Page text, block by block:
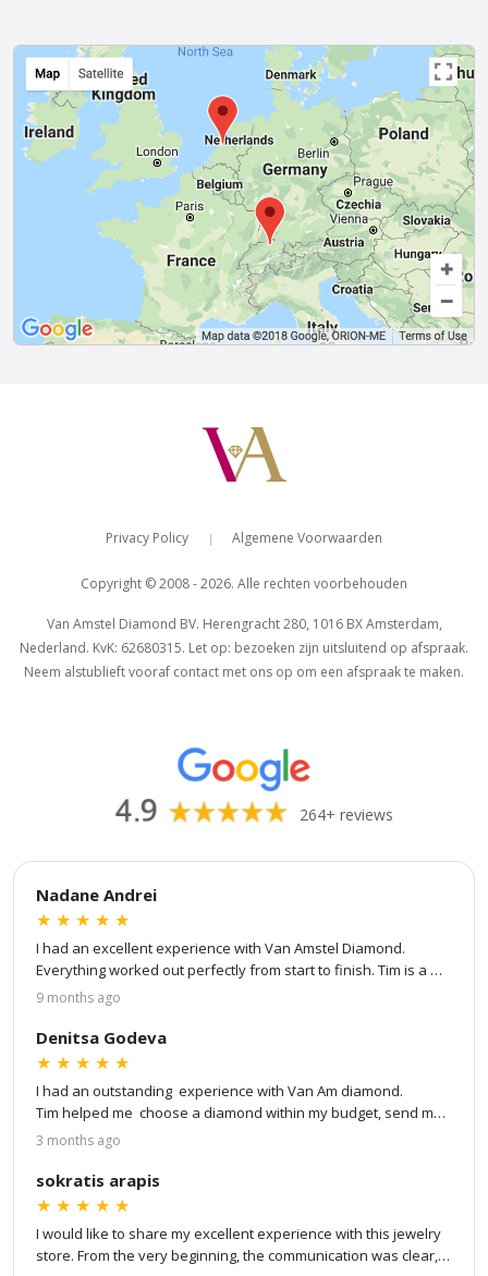
Privacy Policy | Algemene Voorwaarden
Copyright © 2008 - 2026. Alle rechten voorbehouden
Van Amstel Diamond BV. Herengracht 280, 1016 BX Amsterdam,
Nederland. KvK: 62680315. Let op: bezoeken zijn uitsluitend op afspraak.
Neem alstublieft vooraf contact met ons op om een afspraak te maken.
264+ reviews
Nadane Andrei
★ ★ ★ ★ ★
I had an excellent experience with Van Amstel Diamond.
Everything worked out perfectly from start to finish. Tim is a
true professional — patient, attentive to every detail, and
the process: from choosing my own stone and ring setting to
virtual design and to the final product. He even showed me
video of the finished ring. The whole process went very
smoothly, and the result is absolutely stunning. I couldn’t be
happier — I highly recommend Tim and Van Amstel Diamond!
9 months ago
Denitsa Godeva
★ ★ ★ ★ ★
I had an outstanding  experience with Van Am diamond.
Tim helped me  choose a diamond within my budget, send me
a video once the diamond was ready, and send me the ring
I highly recommend !
3 months ago
sokratis arapis
★ ★ ★ ★ ★
I would like to share my excellent experience with this jewelry
store. From the very beginning, the communication was clear,